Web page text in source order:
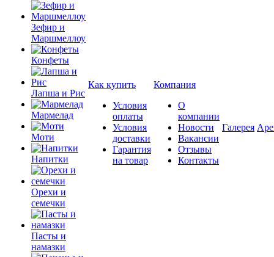
Зефир и
Маршмеллоу
Конфеты
Лапша и Рис
Мармелад
Моти
Напитки
Орехи и
семечки
Пасты и
намазки
Как купить
Условия
оплаты
Условия
доставки
Гарантия
на товар
Компания
О
компании
Новости
Вакансии
Отзывы
Контакты
Галерея